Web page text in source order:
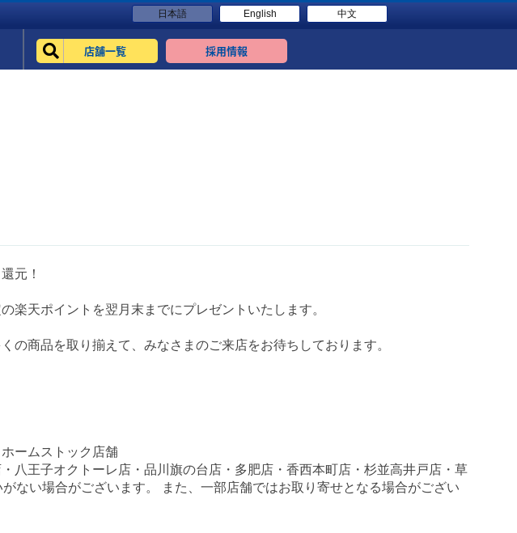
日本語 English 中文
店舗一覧 採用情報
元！
楽天ポイントを翌月末までにプレゼントいたします。
の商品を取り揃えて、みなさまのご来店をお待ちしております。
ームストック店舗
八王子オクトーレ店・品川旗の台店・多肥店・香西本町店・杉並高井戸店・草
ない場合がございます。 また、一部店舗ではお取り寄せとなる場合がござい